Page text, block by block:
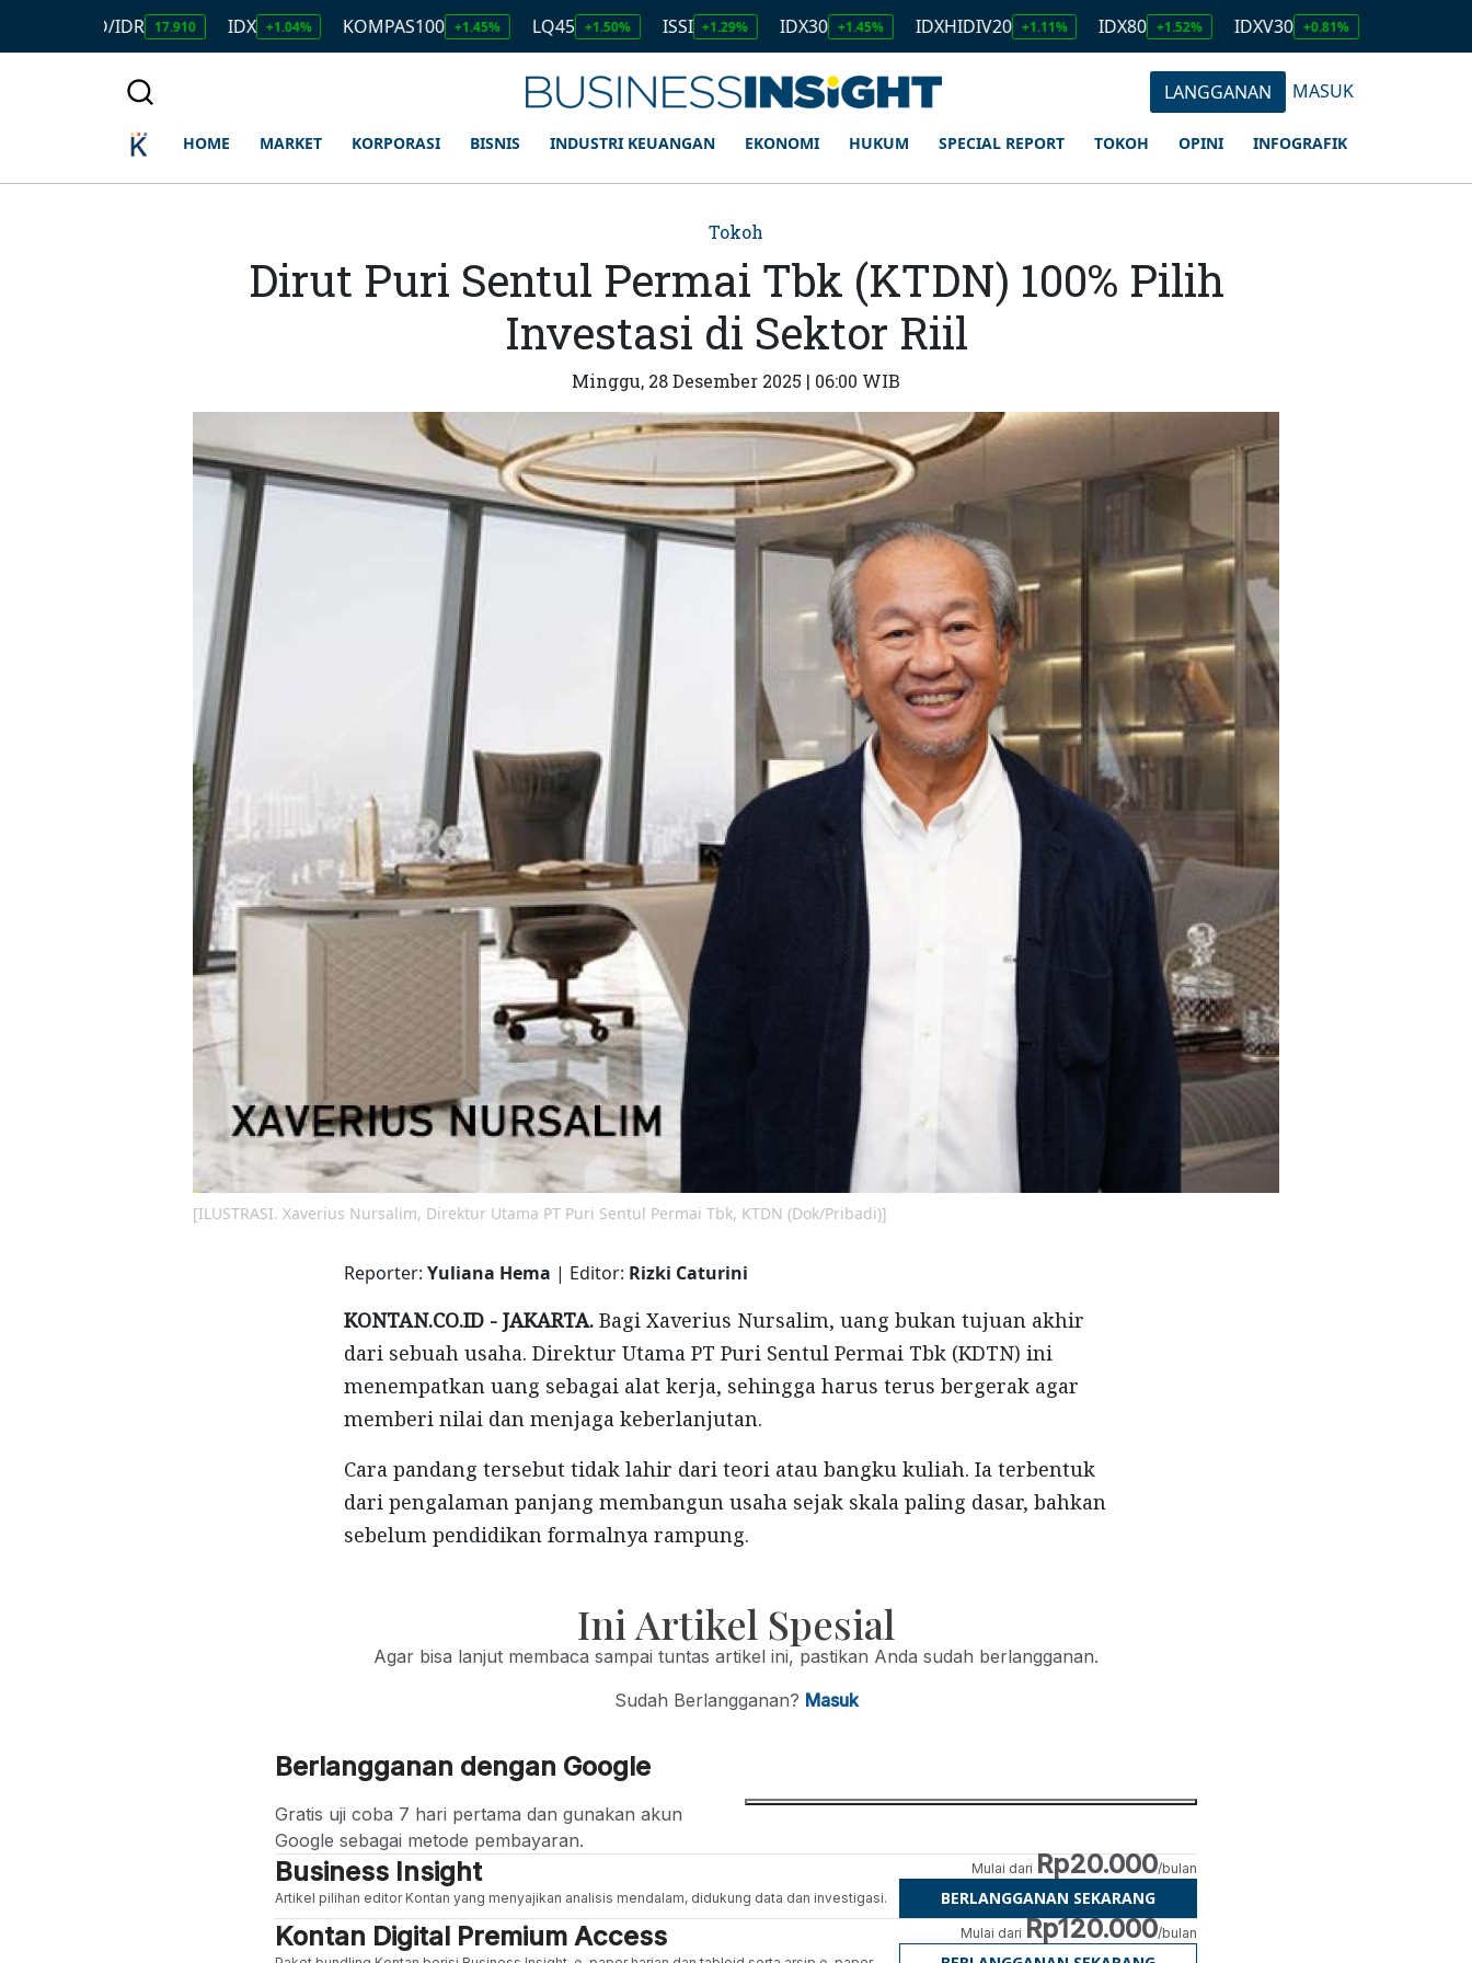
17.910 IDX +1.04% KOMPAS100 +1.45% LQ45 +1.50% ISSI +1.29% IDX30 +1.45% IDXHIDIV20 +1.11% IDX80 +1.52% IDXV30 +0.81% IDXQ30
LANGGANAN MASUK
HOME MARKET KORPORASI BISNIS INDUSTRI KEUANGAN EKONOMI HUKUM SPECIAL REPORT TOKOH OPINI INFOGRAFIK
Tokoh
Dirut Puri Sentul Permai Tbk (KTDN) 100% Pilih
Investasi di Sektor Riil
Minggu, 28 Desember 2025 | 06:00 WIB
[ILUSTRASI. Xaverius Nursalim, Direktur Utama PT Puri Sentul Permai Tbk, KTDN (Dok/Pribadi)]
Reporter: Yuliana Hema | Editor: Rizki Caturini
KONTAN.CO.ID - JAKARTA. Bagi Xaverius Nursalim, uang bukan tujuan akhir
dari sebuah usaha. Direktur Utama PT Puri Sentul Permai Tbk (KDTN) ini
menempatkan uang sebagai alat kerja, sehingga harus terus bergerak agar
memberi nilai dan menjaga keberlanjutan.
Cara pandang tersebut tidak lahir dari teori atau bangku kuliah. Ia terbentuk
dari pengalaman panjang membangun usaha sejak skala paling dasar, bahkan
sebelum pendidikan formalnya rampung.
Ini Artikel Spesial
Agar bisa lanjut membaca sampai tuntas artikel ini, pastikan Anda sudah berlangganan.
Sudah Berlangganan? Masuk
Berlangganan dengan Google
Gratis uji coba 7 hari pertama dan gunakan akun
Google sebagai metode pembayaran.
Business Insight
Artikel pilihan editor Kontan yang menyajikan analisis mendalam, didukung data dan investigasi.
Mulai dari Rp20.000/bulan
BERLANGGANAN SEKARANG
Kontan Digital Premium Access Mulai dari Rp120.000/bulan